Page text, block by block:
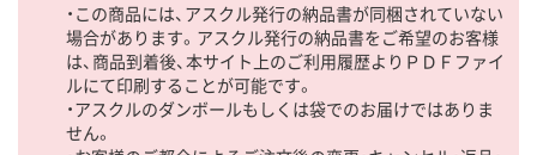
・この商品には、アスクル発行の納品書が同梱されていない
場合があります。アスクル発行の納品書をご希望のお客様
は、商品到着後、本サイト上のご利用履歴よりＰＤＦファイ
ルにて印刷することが可能です。
・アスクルのダンボールもしくは袋でのお届けではありま
せん。